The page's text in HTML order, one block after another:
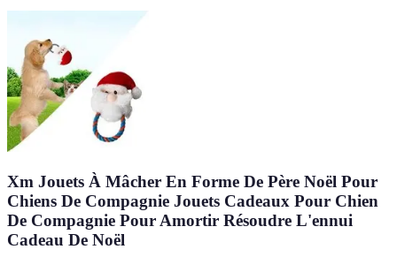
Xm Jouets À Mâcher En Forme De Père Noël Pour
Chiens De Compagnie Jouets Cadeaux Pour Chien
De Compagnie Pour Amortir Résoudre L'ennui
Cadeau De Noël